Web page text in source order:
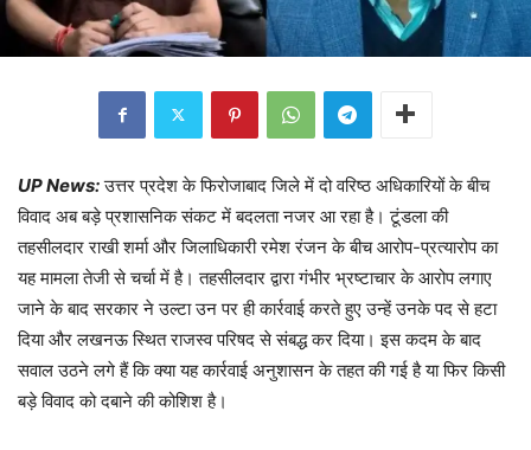
UP News: उत्तर प्रदेश के फिरोजाबाद जिले में दो वरिष्ठ अधिकारियों के बीच
विवाद अब बड़े प्रशासनिक संकट में बदलता नजर आ रहा है। टूंडला की
तहसीलदार राखी शर्मा और जिलाधिकारी रमेश रंजन के बीच आरोप-प्रत्यारोप का
यह मामला तेजी से चर्चा में है। तहसीलदार द्वारा गंभीर भ्रष्टाचार के आरोप लगाए
जाने के बाद सरकार ने उल्टा उन पर ही कार्रवाई करते हुए उन्हें उनके पद से हटा
दिया और लखनऊ स्थित राजस्व परिषद से संबद्ध कर दिया। इस कदम के बाद
सवाल उठने लगे हैं कि क्या यह कार्रवाई अनुशासन के तहत की गई है या फिर किसी
बड़े विवाद को दबाने की कोशिश है।